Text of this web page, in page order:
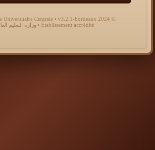
© 2024 Bibliothèque Universitaire Centrale • v3.2.1-bordeaux
Établissement accrédité • وزارة التعليم العالي